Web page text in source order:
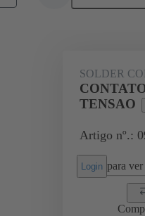
SOLDER
TENSAO
Artigo nº.:
Login para